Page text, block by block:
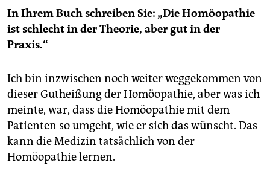
In Ihrem Buch schreiben Sie: „Die Homöopathie
ist schlecht in der Theorie, aber gut in der
Praxis.“
Ich bin inzwischen noch weiter weggekommen von
dieser Gutheißung der Homöopathie, aber was ich
meinte, war, dass die Homöopathie mit dem
Patienten so umgeht, wie er sich das wünscht. Das
kann die Medizin tatsächlich von der
Homöopathie lernen.